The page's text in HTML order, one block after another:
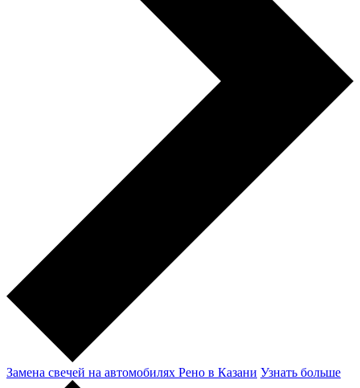
Замена свечей на автомобилях Рено в Казани Узнать больше